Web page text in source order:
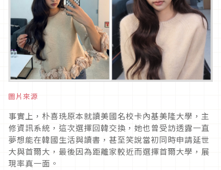
圖片來源
事實上，朴喜珗原本就讀美國名校卡內基美隆大學，主
修資訊系統，這次選擇回韓交換，她也曾受訪透露一直
夢想能在韓國生活與讀書，甚至笑說當初同時申請延世
大與首爾大，最後因為距離家較近而選擇首爾大學，展
現率真一面。